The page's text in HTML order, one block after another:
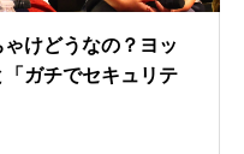
けどうなの？ヨッ
ガチでセキュリテ